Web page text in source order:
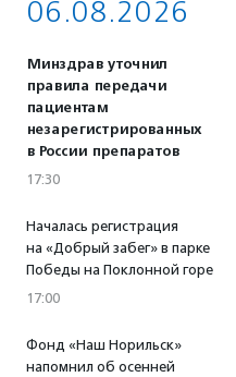
06.08.2026
Минздрав уточнил
правила передачи
пациентам
незарегистрированных
в России препаратов
17:30
Началась регистрация
на «Добрый забег» в парке
Победы на Поклонной горе
17:00
Фонд «Наш Норильск»
напомнил об осенней